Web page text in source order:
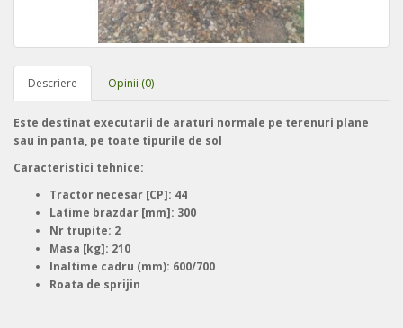
Descriere Opinii (0)
Este destinat executarii de araturi normale pe terenuri plane
sau in panta, pe toate tipurile de sol
Caracteristici tehnice:
Tractor necesar [CP]: 44
Latime brazdar [mm]: 300
Nr trupite: 2
Masa [kg]: 210
Inaltime cadru (mm): 600/700
Roata de sprijin